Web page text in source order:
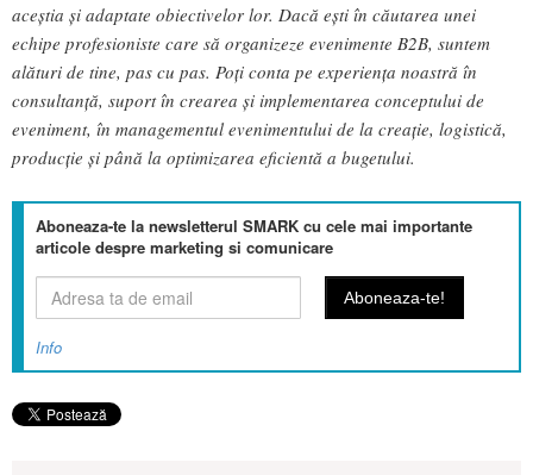
aceștia și adaptate obiectivelor lor. Dacă ești în căutarea unei
echipe profesioniste care să organizeze evenimente B2B, suntem
alături de tine, pas cu pas. Poți conta pe experiența noastră în
consultanță, suport în crearea și implementarea conceptului de
eveniment, în managementul evenimentului de la creație, logistică,
producție și până la optimizarea eficientă a bugetului.
Aboneaza-te la newsletterul SMARK cu cele mai importante
articole despre marketing si comunicare
Info